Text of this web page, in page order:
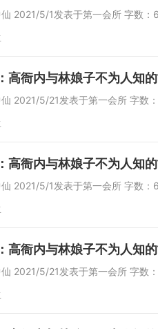
仙 2021/5/1发表于第一会所
高衙内与林娘子不为人知
仙 2021/5/21发表于第一会
高衙内与林娘子不为人知
仙 2021/5/1发表于第一会所
高衙内与林娘子不为人知
仙 2021/5/21发表于第一会